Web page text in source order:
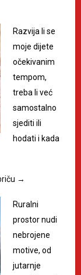
Razvija li se
moje dijete
očekivanim
tempom,
treba li već
samostalno
sjediti ili
hodati i kada
→
Ruralni
prostor nudi
nebrojene
motive, od
jutarnje